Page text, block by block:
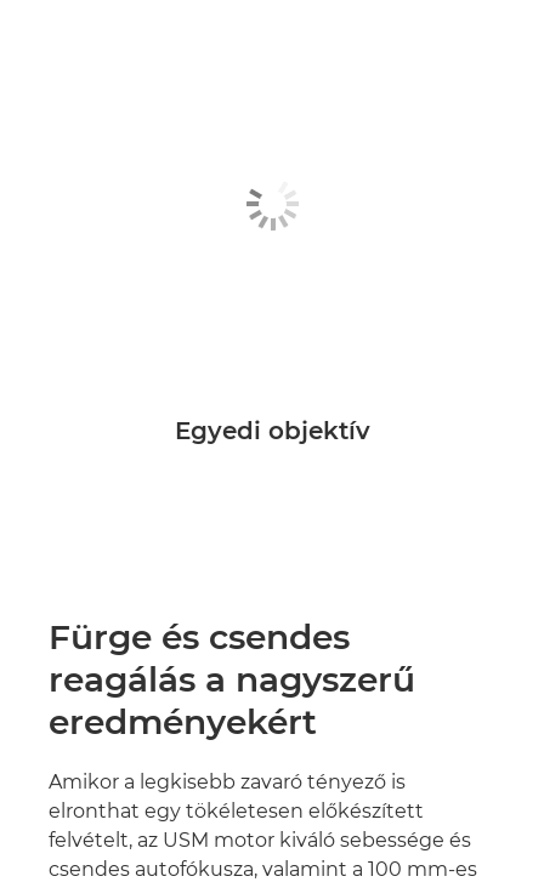
Egyedi objektív
Fürge és csendes
reagálás a nagyszerű
eredményekért
Amikor a legkisebb zavaró tényező is
elronthat egy tökéletesen előkészített
felvételt, az USM motor kiváló sebessége és
csendes autofókusza, valamint a 100 mm-es